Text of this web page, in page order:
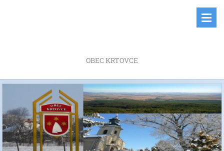
OBEC KRTOVCE